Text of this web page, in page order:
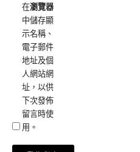
在瀏覽器
中儲存顯
示名稱、
電子郵件
地址及個
人網站網
址，以供
下次發佈
留言時使
用。